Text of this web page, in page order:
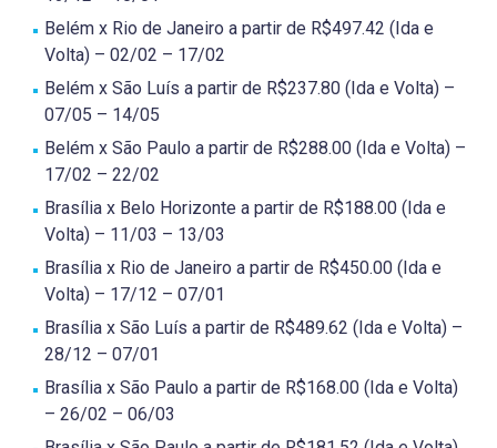
Belém x Rio de Janeiro a partir de R$497.42 (Ida e
Volta) – 02/02 – 17/02
Belém x São Luís a partir de R$237.80 (Ida e Volta) –
07/05 – 14/05
Belém x São Paulo a partir de R$288.00 (Ida e Volta) –
17/02 – 22/02
Brasília x Belo Horizonte a partir de R$188.00 (Ida e
Volta) – 11/03 – 13/03
Brasília x Rio de Janeiro a partir de R$450.00 (Ida e
Volta) – 17/12 – 07/01
Brasília x São Luís a partir de R$489.62 (Ida e Volta) –
28/12 – 07/01
Brasília x São Paulo a partir de R$168.00 (Ida e Volta)
– 26/02 – 06/03